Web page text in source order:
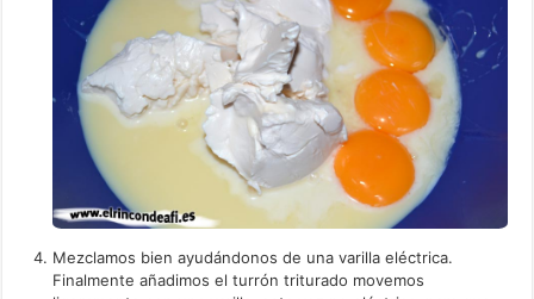
Mezclamos bien ayudándonos de una varilla eléctrica.
Finalmente añadimos el turrón triturado movemos